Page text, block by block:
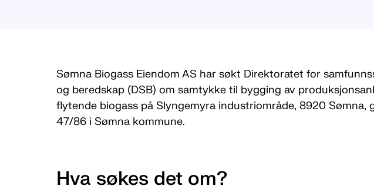
Sømna Biogass Eiendom AS har søkt Direktoratet for
og beredskap (DSB) om samtykke til bygging av
flytende biogass på Slyngemyra industriområde, 8920 Sømna,
47/86 i Sømna kommune.
Hva søkes det om?